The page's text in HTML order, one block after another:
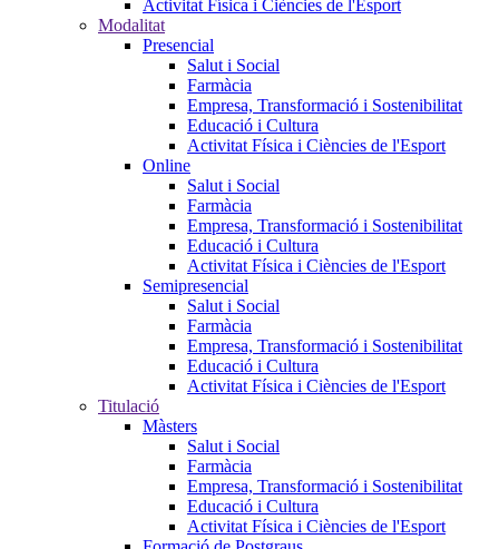
Activitat Física i Ciències de l'Esport
Modalitat
Presencial
Salut i Social
Farmàcia
Empresa, Transformació i Sostenibilitat
Educació i Cultura
Activitat Física i Ciències de l'Esport
Online
Salut i Social
Farmàcia
Empresa, Transformació i Sostenibilitat
Educació i Cultura
Activitat Física i Ciències de l'Esport
Semipresencial
Salut i Social
Farmàcia
Empresa, Transformació i Sostenibilitat
Educació i Cultura
Activitat Física i Ciències de l'Esport
Titulació
Màsters
Salut i Social
Farmàcia
Empresa, Transformació i Sostenibilitat
Educació i Cultura
Activitat Física i Ciències de l'Esport